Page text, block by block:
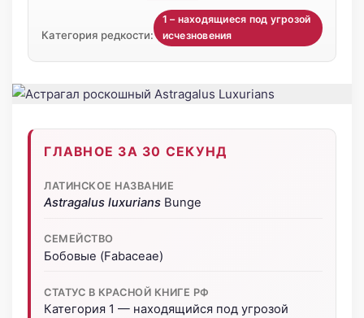
Категория редкости:
1 – находящиеся под угрозой
исчезновения
ГЛАВНОЕ ЗА 30 СЕКУНД
ЛАТИНСКОЕ НАЗВАНИЕ
Astragalus luxurians Bunge
СЕМЕЙСТВО
Бобовые (Fabaceae)
СТАТУС В КРАСНОЙ КНИГЕ РФ
Категория 1 — находящийся под угрозой